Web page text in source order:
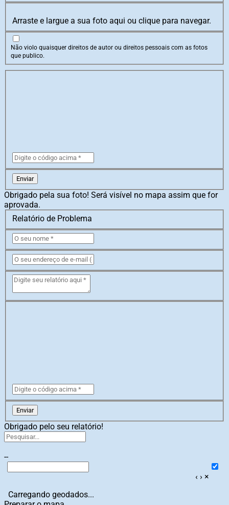
Arraste e largue a sua foto aqui ou clique para navegar.
Não violo quaisquer direitos de autor ou direitos pessoais com as fotos
que publico.
Enviar
Obrigado pela sua foto! Será visível no mapa assim que for
aprovada.
Relatório de Problema
Enviar
Obrigado pelo seu relatório!
--
‹ › ×
Carregando geodados...